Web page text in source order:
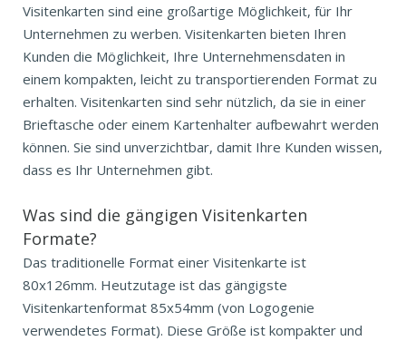
Visitenkarten sind eine großartige Möglichkeit, für Ihr
Unternehmen zu werben. Visitenkarten bieten Ihren
Kunden die Möglichkeit, Ihre Unternehmensdaten in
einem kompakten, leicht zu transportierenden Format zu
erhalten. Visitenkarten sind sehr nützlich, da sie in einer
Brieftasche oder einem Kartenhalter aufbewahrt werden
können. Sie sind unverzichtbar, damit Ihre Kunden wissen,
dass es Ihr Unternehmen gibt.
Was sind die gängigen Visitenkarten
Formate?
Das traditionelle Format einer Visitenkarte ist
80x126mm. Heutzutage ist das gängigste
Visitenkartenformat 85x54mm (von Logogenie
verwendetes Format). Diese Größe ist kompakter und